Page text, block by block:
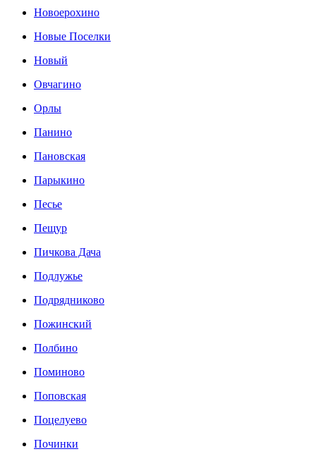
Новоерохино
Новые Поселки
Новый
Овчагино
Орлы
Панино
Пановская
Парыкино
Песье
Пещур
Пичкова Дача
Подлужье
Подрядниково
Пожинский
Полбино
Поминово
Поповская
Поцелуево
Починки